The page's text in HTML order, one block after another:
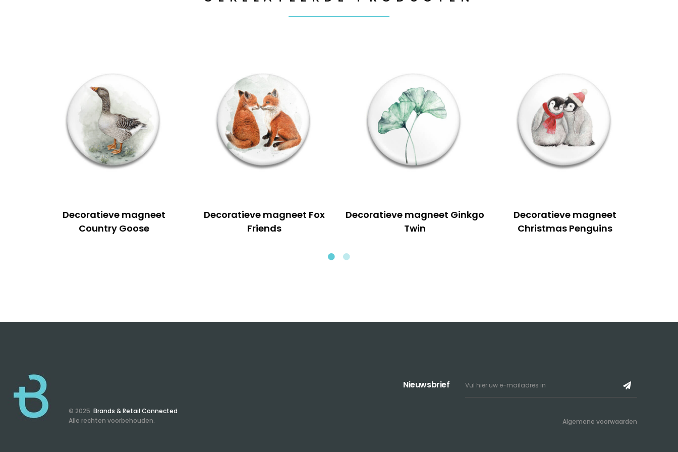
Decoratieve magneet
Country Goose
Decoratieve magneet Fox
Friends
Decoratieve magneet Ginkgo
Twin
Decoratieve magneet
Christmas Penguins
© 2025 Brands & Retail Connected
Alle rechten voorbehouden.
Nieuwsbrief
Algemene voorwaarden